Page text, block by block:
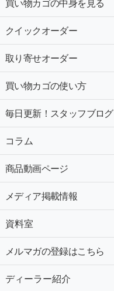
買い物カゴの中身を見る
クイックオーダー
取り寄せオーダー
買い物カゴの使い方
毎日更新！スタッフブログ
コラム
商品動画ページ
メディア掲載情報
資料室
メルマガの登録はこちら
ディーラー紹介